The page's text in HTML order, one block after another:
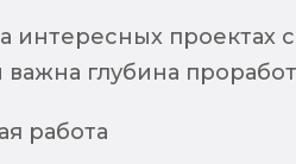
интересных проектах
глубина
работа